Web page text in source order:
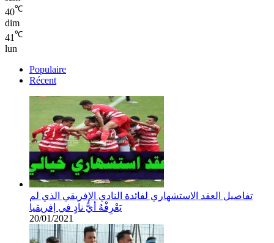
40℃
dim
41℃
lun
Populaire
Récent
تفاصيل العقد الاستشهاري لفائدة النادي الإفريقي الذي لم
يَعْرِفْهُ أيُّ نادٍ في إفريقيا
20/01/2021